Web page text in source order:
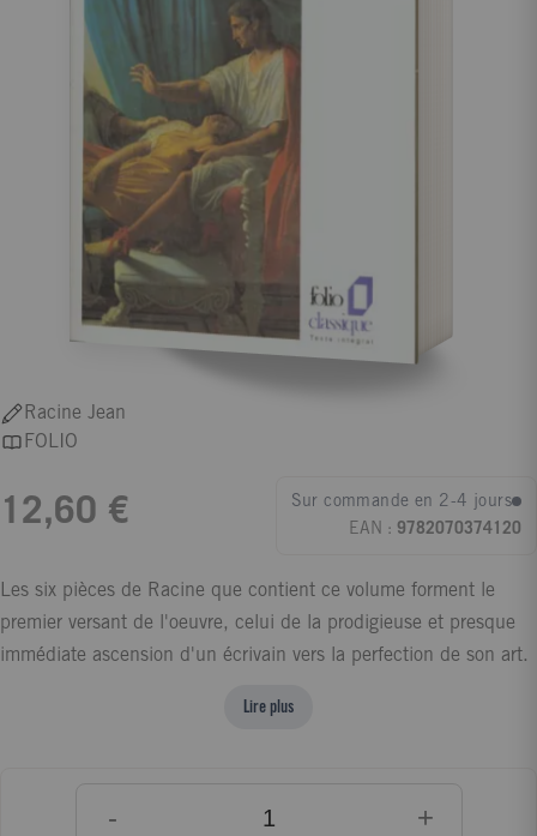
Racine Jean
FOLIO
12,60 €
Sur commande en 2-4 jours
EAN : 9782070374120
Les six pièces de Racine que contient ce volume forment le
premier versant de l'oeuvre, celui de la prodigieuse et presque
immédiate ascension d'un écrivain vers la perfection de son art.
par la troupe de Molière. L'auteur de Britannicus et de Bérénice
d'exprimer la vérité de l'émotion tragique, la douleur ou la
Lire plus
- +